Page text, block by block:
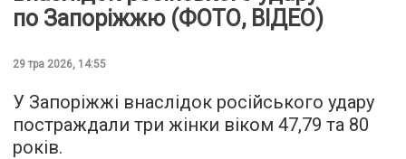
по Запоріжжю (ФОТО, ВІДЕО)
29 тра 2026, 14:55
У Запоріжжі внаслідок російського удару
постраждали три жінки віком 47,79 та 80
років.